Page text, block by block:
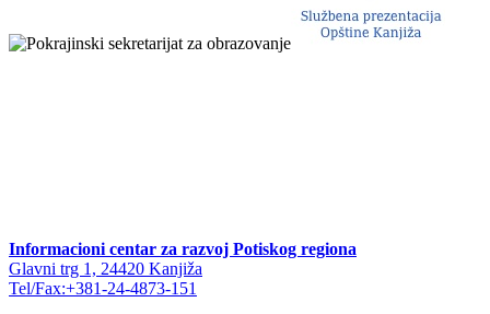
Informacioni centar za razvoj Potiskog regiona
Glavni trg 1, 24420 Kanjiža
Tel/Fax:+381-24-4873-151